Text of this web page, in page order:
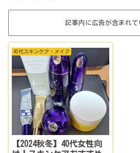
記事内に広告が含まれて
40代スキンケア・メイク
【2024秋冬】40代女性向